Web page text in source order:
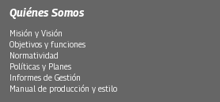
Quiénes Somos
Misión y Visión
Objetivos y funciones
Normatividad
Políticas y Planes
Informes de Gestión
Manual de producción y estilo